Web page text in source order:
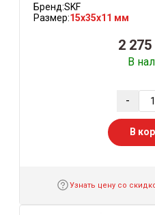
Бренд:SKF
Размер:15x35x11 мм
2
В
-
В
Узнать цену со